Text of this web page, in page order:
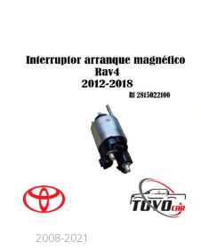
2008-2021